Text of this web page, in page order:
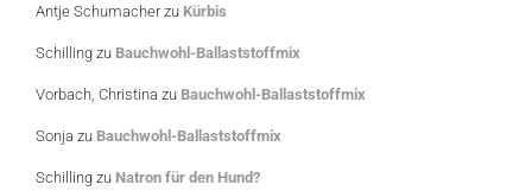
Antje Schumacherzu Kürbis
Schilling zu Bauchwohl-Ballaststoffmix
Vorbach, Christina zu Bauchwohl-Ballaststoffmix
Sonja zu Bauchwohl-Ballaststoffmix
Schilling zu Natron für den Hund?